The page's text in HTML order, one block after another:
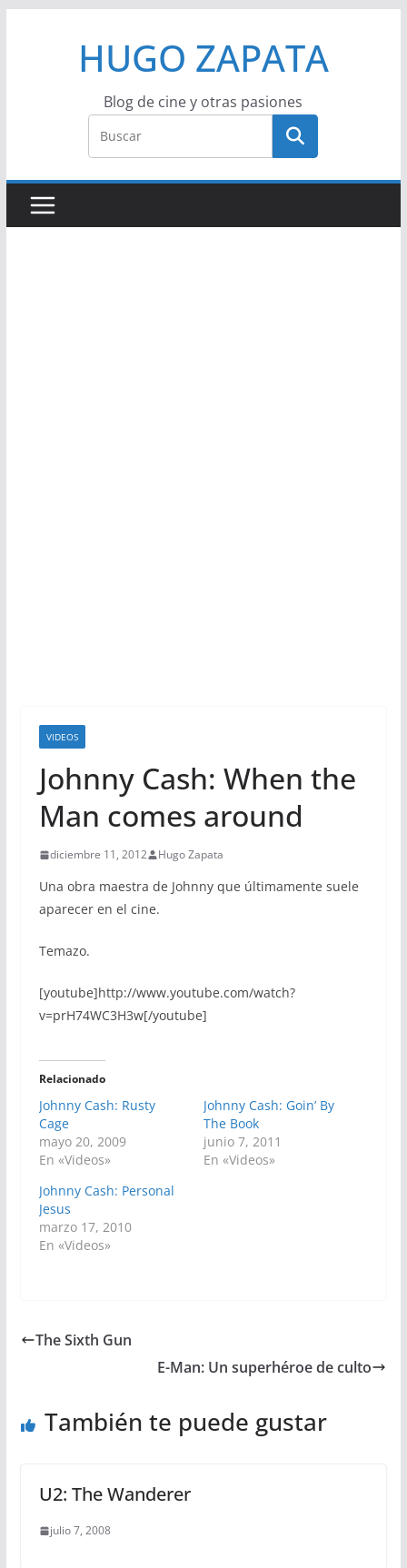
HUGO ZAPATA
Blog de cine y otras pasiones
VIDEOS
Johnny Cash: When the
Man comes around
diciembre 11, 2012 Hugo Zapata
Una obra maestra de Johnny que últimamente suele
aparecer en el cine.
Temazo.
[youtube]http://www.youtube.com/watch?
v=prH74WC3H3w[/youtube]
Relacionado
Johnny Cash: Rusty
Cage
mayo 20, 2009
En «Videos»
Johnny Cash: Goin’ By
The Book
junio 7, 2011
En «Videos»
Johnny Cash: Personal
Jesus
marzo 17, 2010
En «Videos»
The Sixth Gun
E-Man: Un superhéroe de culto
También te puede gustar
U2: The Wanderer
julio 7, 2008